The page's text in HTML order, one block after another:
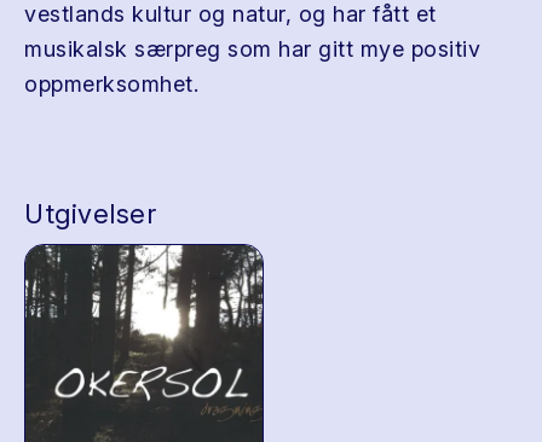
vestlands kultur og natur, og har fått et
musikalsk særpreg som har gitt mye positiv
oppmerksomhet.
Utgivelser